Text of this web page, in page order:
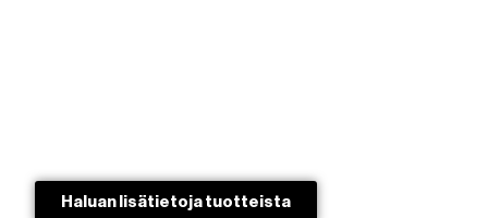
Haluan lisätietoja tuotteista​